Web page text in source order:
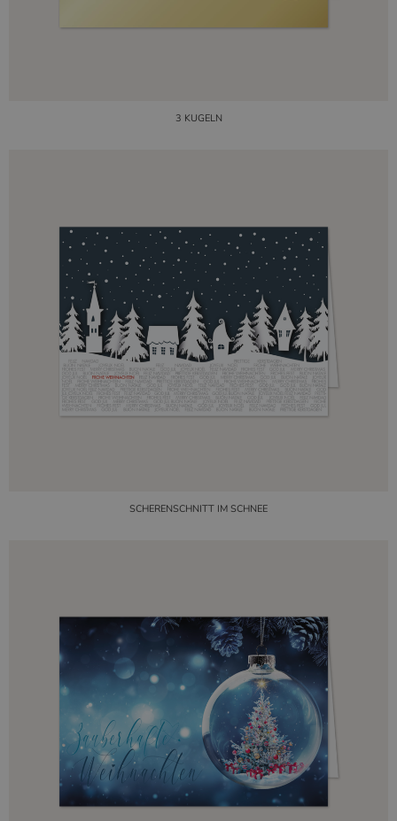
3 KUGELN
SCHERENSCHNITT IM SCHNEE